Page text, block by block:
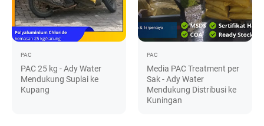
PAC
PAC 25 kg - Ady Water
Mendukung Suplai ke
Kupang
PAC
Media PAC Treatment per
Sak - Ady Water
Mendukung Distribusi ke
Kuningan